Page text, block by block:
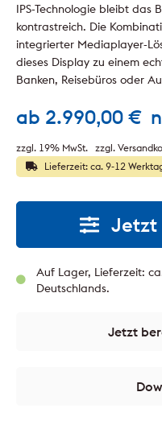
ab 2.990,00 €
zzgl. 19% MwSt. zzgl.
Lieferzeit: ca. 9-12
IPS-Technologie bleibt das
kontrastreich. Die
integrierter Mediaplayer-
dieses Display zu einem
Banken, Reisebüros oder
Jetzt
Auf Lager, Lieferzeit:
Deutschlands.
Jetzt